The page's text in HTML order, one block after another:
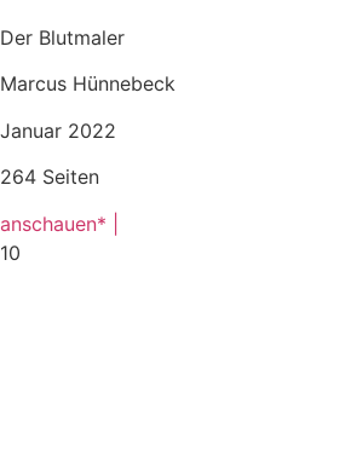
Der Blutmaler
Marcus Hünnebeck
Januar 2022
264 Seiten
anschauen* |
10